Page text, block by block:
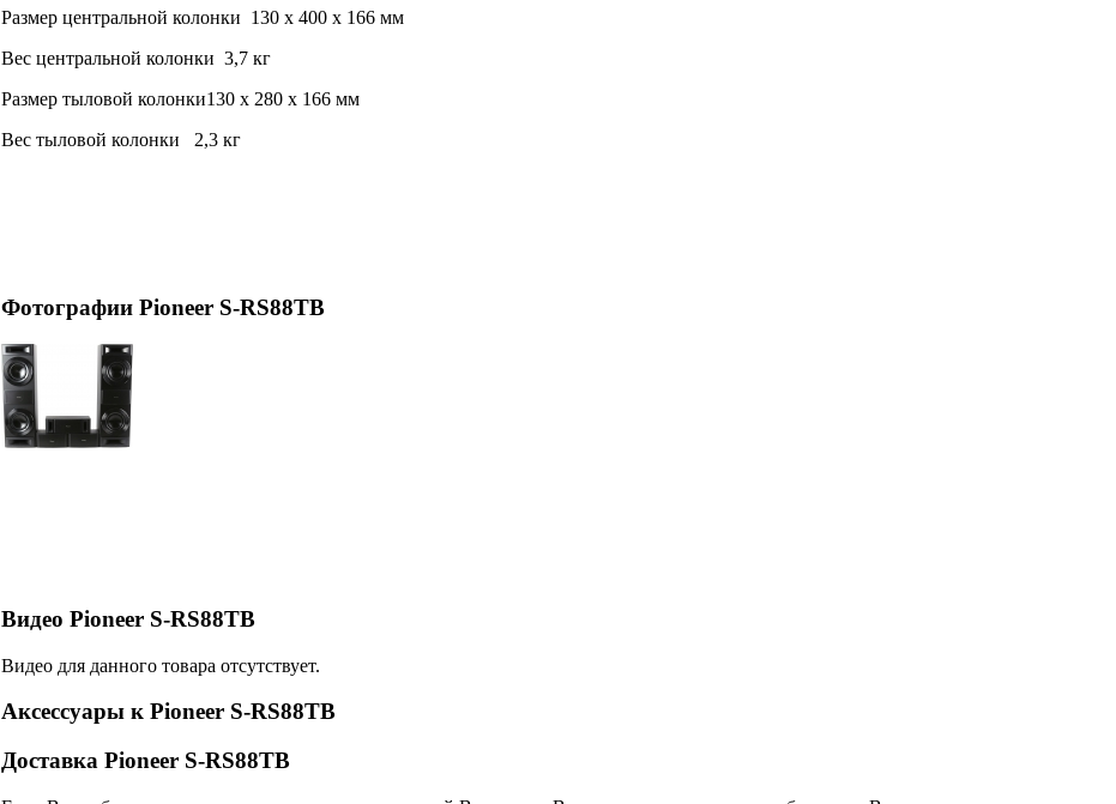
Размер центральной колонки 130 х 400 х 166 мм
Вес центральной колонки 3,7 кг
Размер тыловой колонки130 х 280 х 166 мм
Вес тыловой колонки 2,3 кг
Фотографии Pioneer S-RS88TB
Видео Pioneer S-RS88TB
Видео для данного товара отсутствует.
Аксессуары к Pioneer S-RS88TB
Доставка Pioneer S-RS88TB